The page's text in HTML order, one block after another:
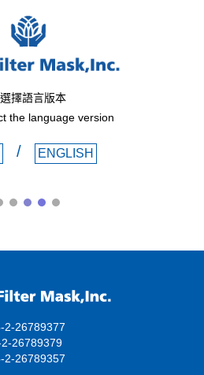
擇語言版本
the language version
/ ENGLISH